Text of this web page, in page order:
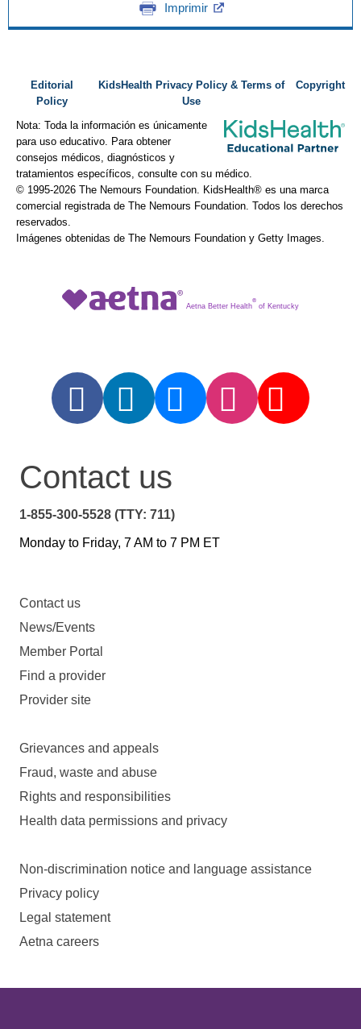
Imprimir
Editorial
Policy
KidsHealth Privacy Policy & Terms of
Use
Copyright
Nota: Toda la información es únicamente
para uso educativo. Para obtener
consejos médicos, diagnósticos y
tratamientos específicos, consulte con su médico.
© 1995-2026 The Nemours Foundation. KidsHealth® es una marca
comercial registrada de The Nemours Foundation. Todos los derechos
reservados.
Imágenes obtenidas de The Nemours Foundation y Getty Images.
Aetna Better Health
®
of Kentucky
Contact us
1-855-300-5528 (TTY: 711)
Monday to Friday, 7 AM to 7 PM ET
Contact us
News/Events
Member Portal
Find a provider
Provider site
Grievances and appeals
Fraud, waste and abuse
Rights and responsibilities
Health data permissions and privacy
Non-discrimination notice and language assistance
Privacy policy
Legal statement
Aetna careers